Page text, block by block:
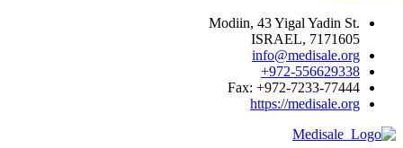
.Modiin, 43 Yigal Yadin St
7171605 ,ISRAEL
info@medisale.org
972-556629338+
Fax: +972-7233-77444
https://medisale.org